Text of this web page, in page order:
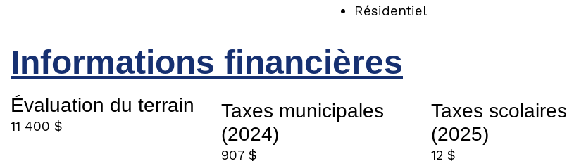
Résidentiel
Informations financières
Évaluation du terrain
11 400 $
Taxes municipales
(2024)
907 $
Taxes scolaires
(2025)
12 $